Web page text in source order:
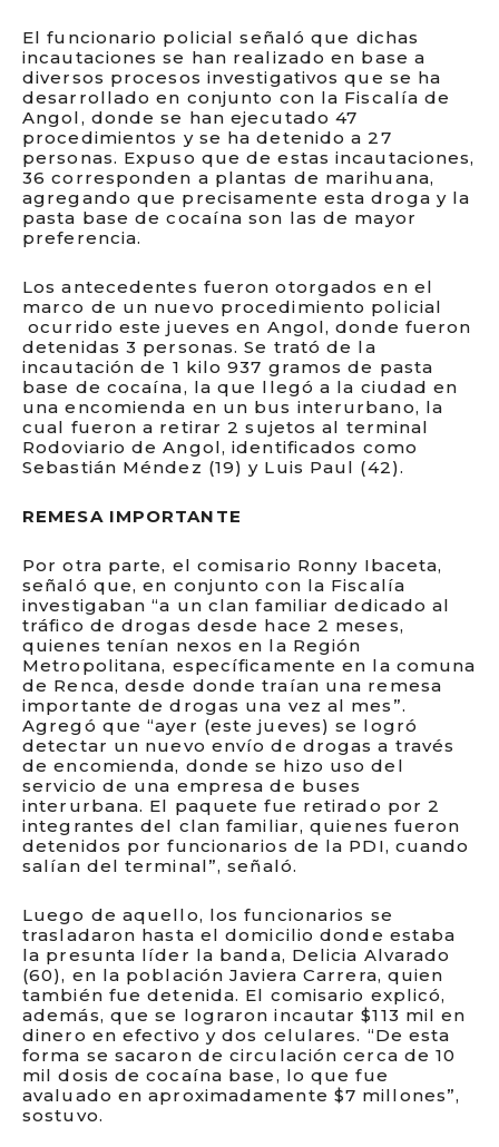
El funcionario policial señaló que dichas
incautaciones se han realizado en base a
diversos procesos investigativos que se ha
desarrollado en conjunto con la Fiscalía de
Angol, donde se han ejecutado 47
procedimientos y se ha detenido a 27
personas. Expuso que de estas incautaciones,
36 corresponden a plantas de marihuana,
agregando que precisamente esta droga y la
pasta base de cocaína son las de mayor
preferencia.
Los antecedentes fueron otorgados en el
marco de un nuevo procedimiento policial
ocurrido este jueves en Angol, donde fueron
detenidas 3 personas. Se trató de la
incautación de 1 kilo 937 gramos de pasta
base de cocaína, la que llegó a la ciudad en
una encomienda en un bus interurbano, la
cual fueron a retirar 2 sujetos al terminal
Rodoviario de Angol, identificados como
Sebastián Méndez (19) y Luis Paul (42).
REMESA IMPORTANTE
Por otra parte, el comisario Ronny Ibaceta,
señaló que, en conjunto con la Fiscalía
investigaban “a un clan familiar dedicado al
tráfico de drogas desde hace 2 meses,
quienes tenían nexos en la Región
Metropolitana, específicamente en la comuna
de Renca, desde donde traían una remesa
importante de drogas una vez al mes”.
Agregó que “ayer (este jueves) se logró
detectar un nuevo envío de drogas a través
de encomienda, donde se hizo uso del
servicio de una empresa de buses
interurbana. El paquete fue retirado por 2
integrantes del clan familiar, quienes fueron
detenidos por funcionarios de la PDI, cuando
salían del terminal”, señaló.
Luego de aquello, los funcionarios se
trasladaron hasta el domicilio donde estaba
la presunta líder la banda, Delicia Alvarado
(60), en la población Javiera Carrera, quien
también fue detenida. El comisario explicó,
además, que se lograron incautar $113 mil en
dinero en efectivo y dos celulares. “De esta
forma se sacaron de circulación cerca de 10
mil dosis de cocaína base, lo que fue
avaluado en aproximadamente $7 millones”,
sostuvo.